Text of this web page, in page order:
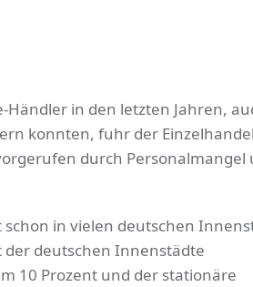
Händler in den letzten Jahren,
konnten, fuhr der
durch Personalmangel
in vielen deutschen
deutschen Innenstädte
10 Prozent und der stationäre